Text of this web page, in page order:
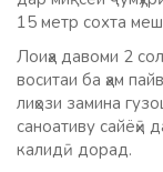
15 метр сохта
Лоиҳа давоми 2
воситаи ба ҳам
лиҳози замина
саноативу сайёҳӣ
калидӣ дорад.